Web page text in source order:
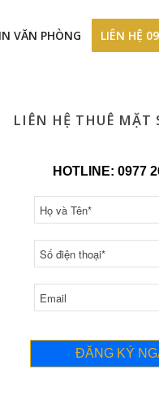
VĂN PHÒNG LIÊN HỆ
LIÊN HỆ THUÊ MẶT
HOTLINE: 0977